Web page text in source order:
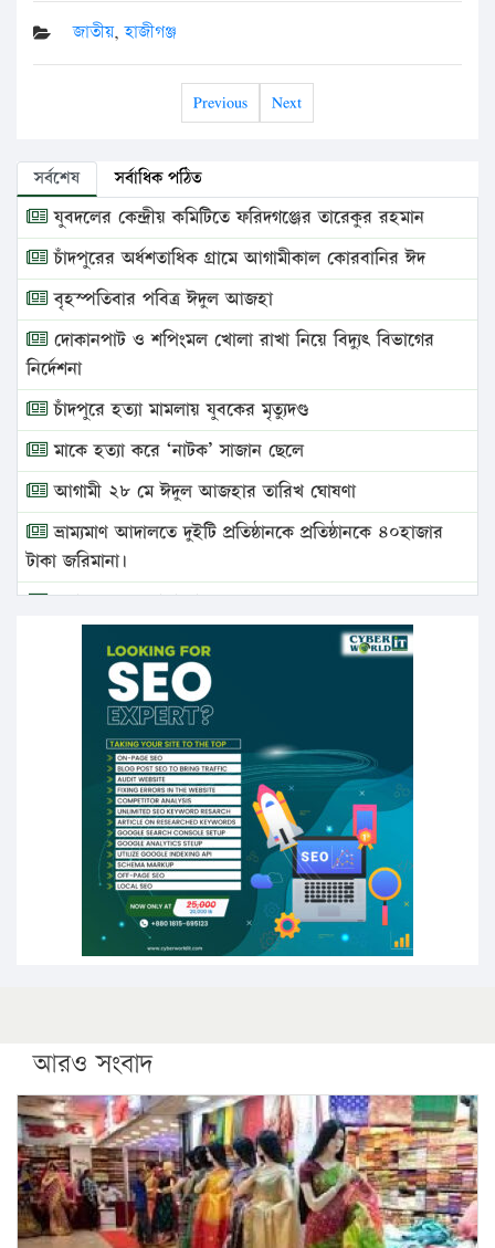
জাতীয়,হাজীগঞ্জ
Previous Next
সর্বশেষ সর্বাধিক পঠিত
যুবদলের কেন্দ্রীয় কমিটিতে ফরিদগঞ্জের তারেকুর রহমান
চাঁদপুরের অর্ধশতাধিক গ্রামে আগামীকাল কোরবানির ঈদ
বৃহস্পতিবার পবিত্র ঈদুল আজহা
দোকানপাট ও শপিংমল খোলা রাখা নিয়ে বিদ্যুৎ বিভাগের
নির্দেশনা
চাঁদপুরে হত্যা মামলায় যুবকের মৃত্যুদণ্ড
মাকে হত্যা করে ‘নাটক’ সাজান ছেলে
আগামী ২৮ মে ঈদুল আজহার তারিখ ঘোষণা
ভ্রাম্যমাণ আদালতে দুইটি প্রতিষ্ঠানকে প্রতিষ্ঠানকে ৪০হাজার
টাকা জরিমানা।
এবার লঞ্চের ভাড়া বাড়ল
১৭ থেকে ২১ শতাংশ বিদ্যুতের দাম বাড়ানোর প্রস্তাব পিডিবির
১৬ মে চাঁদপুর ও ২৫ মে ফেনী সফরে যাবেন প্রধানমন্ত্রী
উচ্চশিক্ষায় গৌরবময় অর্জন: পূর্ণ স্কলারশিপে যুক্তরাষ্ট্রে
পিএইচডি করছেন কুয়েটের কৃতি…
সারা দেশে বজ্রাঘাতে ১৪ জনের প্রাণহানি
কঠোর হচ্ছে এসএসসি ও এইচএসসি পরীক্ষা
ফরিদগঞ্জে আগুনে পুড়লো ৬ ব্যবসা প্রতিষ্ঠান
আরও সংবাদ